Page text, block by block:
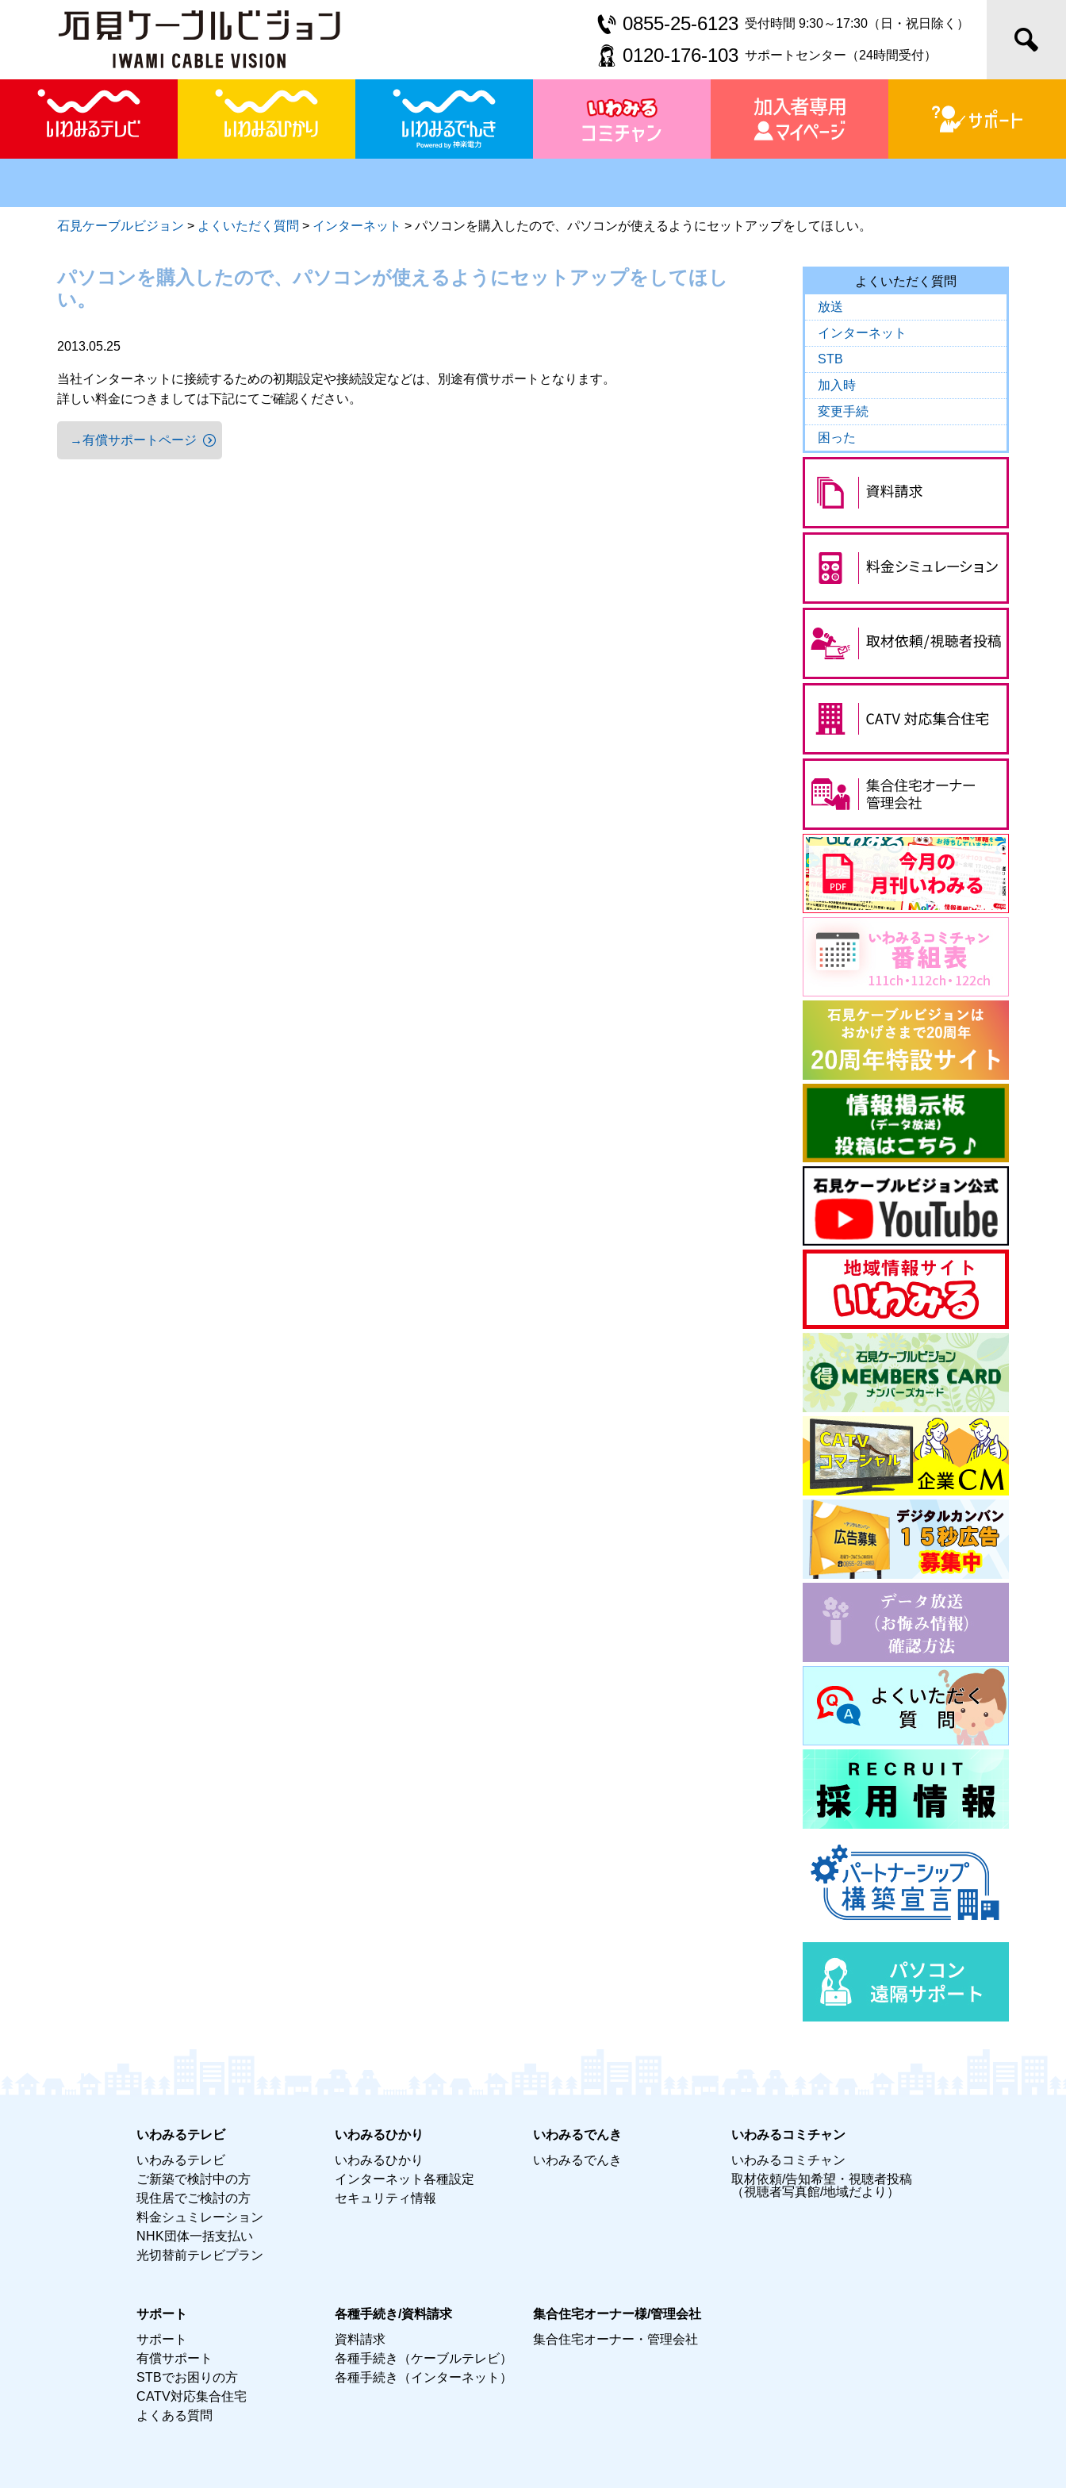
0855-25-6123 受付時間 9:30～17:30（日・祝日除く）
0120-176-103 サポートセンター（24時間受付）
石見ケーブルビジョン > よくいただく質問 > インターネット > パソコンを購入したので、パソコンが使えるようにセットアップをしてほしい。
パソコンを購入したので、パソコンが使えるようにセットアップをしてほし
い。
2013.05.25
当社インターネットに接続するための初期設定や接続設定などは、別途有償サポートとなります。
詳しい料金につきましては下記にてご確認ください。
→有償サポートページ
よくいただく質問
放送
インターネット
STB
加入時
変更手続
困った
いわみるテレビ
いわみるテレビ
ご新築で検討中の方
現住居でご検討の方
料金シュミレーション
NHK団体一括支払い
光切替前テレビプラン
いわみるひかり
いわみるひかり
インターネット各種設定
セキュリティ情報
いわみるでんき
いわみるでんき
いわみるコミチャン
いわみるコミチャン
取材依頼/告知希望・視聴者投稿
（視聴者写真館/地域だより）
サポート
サポート
有償サポート
STBでお困りの方
CATV対応集合住宅
よくある質問
各種手続き/資料請求
資料請求
各種手続き（ケーブルテレビ）
各種手続き（インターネット）
集合住宅オーナー様/管理会社
集合住宅オーナー・管理会社